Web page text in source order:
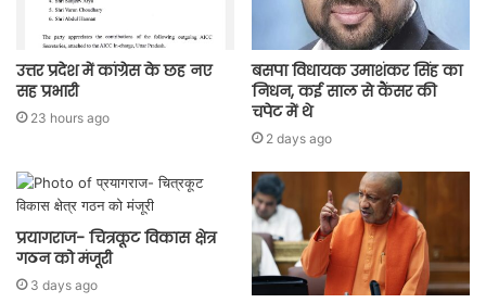
उत्तर प्रदेश में कांग्रेस के छह नए
सह प्रभारी
23 hours ago
बसपा विधायक उमाशंकर सिंह का
निधन, कई साल से कैंसर की
चपेट में थे
2 days ago
प्रयागराज- चित्रकूट विकास क्षेत्र
गठन को मंजूरी
3 days ago